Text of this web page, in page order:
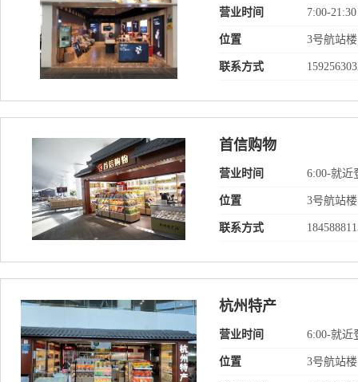
营业时间 7:00-21:30
位置 3号航站
联系方式
首信购物
营业时间 6:00-就近
位置 3号航站
联系方式
杭州特产
营业时间 6:00-就近
位置 3号航站